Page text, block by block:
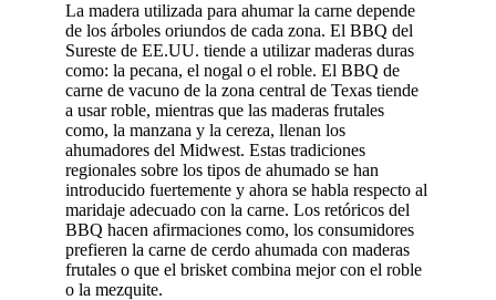
La madera utilizada para ahumar la carne depende
de los árboles oriundos de cada zona. El BBQ del
Sureste de EE.UU. tiende a utilizar maderas duras
como: la pecana, el nogal o el roble. El BBQ de
carne de vacuno de la zona central de Texas tiende
a usar roble, mientras que las maderas frutales
como, la manzana y la cereza, llenan los
ahumadores del Midwest. Estas tradiciones
regionales sobre los tipos de ahumado se han
introducido fuertemente y ahora se habla respecto al
maridaje adecuado con la carne. Los retóricos del
BBQ hacen afirmaciones como, los consumidores
prefieren la carne de cerdo ahumada con maderas
frutales o que el brisket combina mejor con el roble
o la mezquite.